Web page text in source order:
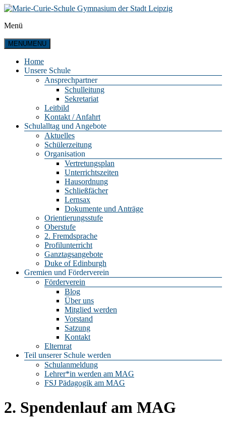
Zum
springen
Marie-
Curie-
Schule
Gymnasium
der
Menü
MENUMENU
Home
Unsere Schule
Ansprechpartner
Schulleitung
Sekretariat
Leitbild
Kontakt / Anfahrt
Schulalltag und Angebote
Aktuelles
Schülerzeitung
Organisation
Vertretungsplan
Unterrichtszeiten
Hausordnung
Schließfächer
Lernsax
Dokumente und Anträge
Orientierungsstufe
Oberstufe
2. Fremdsprache
Profilunterricht
Ganztagsangebote
Duke of Edinburgh
Gremien und Förderverein
Förderverein
Blog
Über uns
Mitglied werden
Vorstand
Satzung
Kontakt
Elternrat
Teil unserer Schule werden
Schulanmeldung
Lehrer*in werden am MAG
FSJ Pädagogik am MAG
2. Spendenlauf am MAG